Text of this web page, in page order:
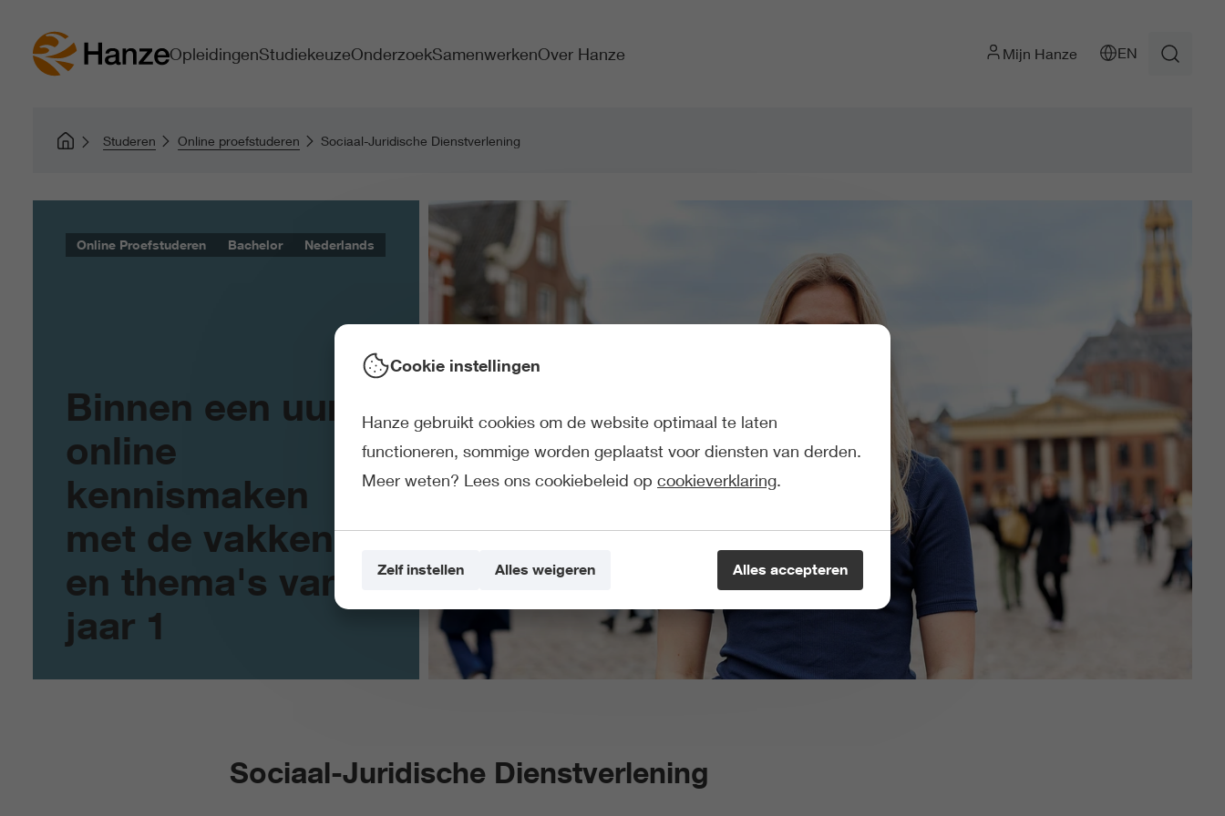
OpleidingenStudiekeuzeOnderzoekSamenwerkenOver Hanze Mijn Hanze EN
Studeren Online proefstuderen Sociaal-Juridische Dienstverlening
Binnen een uur
online
kennismaken
met de vakken
en thema's van
jaar 1
Online Proefstuderen Bachelor Nederlands
Sociaal-Juridische Dienstverlening
Cookie instellingen
Hanze gebruikt cookies om de website optimaal te laten
functioneren, sommige worden geplaatst voor diensten van derden.
Meer weten? Lees ons cookiebeleid op cookieverklaring.
Alles accepteren
Zelf instellen Alles weigeren